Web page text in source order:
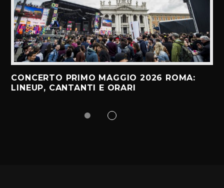
CONCERTO PRIMO MAGGIO 2026 ROMA:
LINEUP, CANTANTI E ORARI